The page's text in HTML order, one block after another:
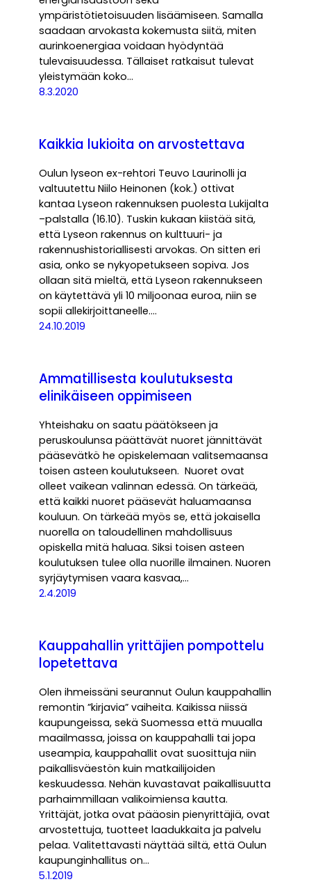
ympäristötietoisuuden lisäämiseen. Samalla
saadaan arvokasta kokemusta siitä, miten
aurinkoenergiaa voidaan hyödyntää
tulevaisuudessa. Tällaiset ratkaisut tulevat
yleistymään koko…
8.3.2020
Kaikkia lukioita on arvostettava
Oulun lyseon ex-rehtori Teuvo Laurinolli ja
valtuutettu Niilo Heinonen (kok.) ottivat
kantaa Lyseon rakennuksen puolesta Lukijalta
–palstalla (16.10). Tuskin kukaan kiistää sitä,
että Lyseon rakennus on kulttuuri- ja
rakennushistoriallisesti arvokas. On sitten eri
asia, onko se nykyopetukseen sopiva. Jos
ollaan sitä mieltä, että Lyseon rakennukseen
on käytettävä yli 10 miljoonaa euroa, niin se
sopii allekirjoittaneelle.…
24.10.2019
Ammatillisesta koulutuksesta
elinikäiseen oppimiseen
Yhteishaku on saatu päätökseen ja
peruskoulunsa päättävät nuoret jännittävät
pääsevätkö he opiskelemaan valitsemaansa
toisen asteen koulutukseen. Nuoret ovat
olleet vaikean valinnan edessä. On tärkeää,
että kaikki nuoret pääsevät haluamaansa
kouluun. On tärkeää myös se, että jokaisella
nuorella on taloudellinen mahdollisuus
opiskella mitä haluaa. Siksi toisen asteen
koulutuksen tulee olla nuorille ilmainen. Nuoren
syrjäytymisen vaara kasvaa,…
2.4.2019
Kauppahallin yrittäjien pompottelu
lopetettava
Olen ihmeissäni seurannut Oulun kauppahallin
remontin ”kirjavia” vaiheita. Kaikissa niissä
kaupungeissa, sekä Suomessa että muualla
maailmassa, joissa on kauppahalli tai jopa
useampia, kauppahallit ovat suosittuja niin
paikallisväestön kuin matkailijoiden
keskuudessa. Nehän kuvastavat paikallisuutta
parhaimmillaan valikoimiensa kautta.
Yrittäjät, jotka ovat pääosin pienyrittäjiä, ovat
arvostettuja, tuotteet laadukkaita ja palvelu
pelaa. Valitettavasti näyttää siltä, että Oulun
kaupunginhallitus on…
5.1.2019